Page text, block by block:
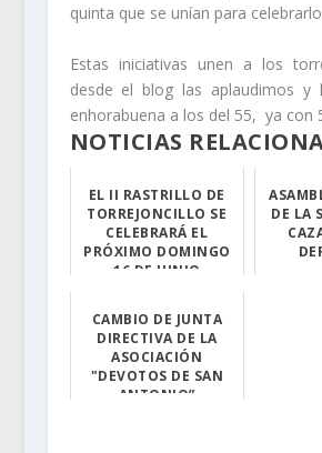
quinta que se unían para
Estas iniciativas unen a los
desde el blog las aplaudimos
enhorabuena a los del 55, ya con
NOTICIAS
EL II RASTRILLO DE
TORREJONCILLO SE
CELEBRARÁ EL
PRÓXIMO DOMINGO
16 DE JUNIO
DE LA
CAMBIO DE JUNTA
DIRECTIVA DE LA
ASOCIACIÓN
"DEVOTOS DE SAN
ANTONIO”